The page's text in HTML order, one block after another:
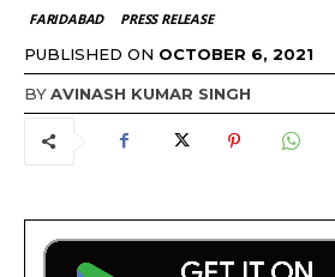
FARIDABAD PRESS RELEASE
PUBLISHED ON OCTOBER 6, 2021
BYAVINASH KUMAR SINGH